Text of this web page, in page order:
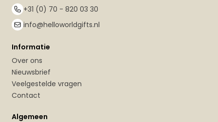
+31 (0) 70 - 820 03 30
info@helloworldgifts.nl
Informatie
Over ons
Nieuwsbrief
Veelgestelde vragen
Contact
Algemeen